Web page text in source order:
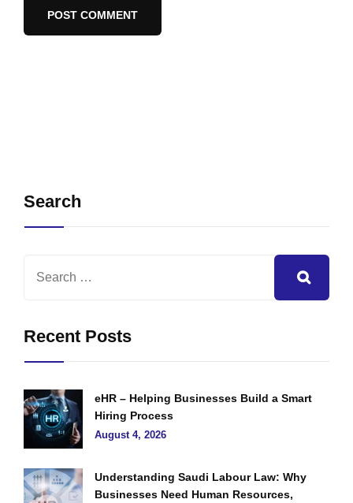
Search
Recent Posts
eHR – Helping Businesses Build a Smart
Hiring Process
August 4, 2026
Understanding Saudi Labour Law: Why
Businesses Need Human Resources,